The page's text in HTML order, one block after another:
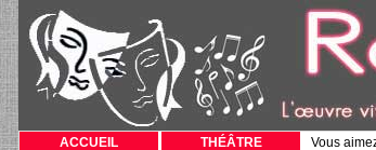
ACCUEIL THÉÂTRE Vous